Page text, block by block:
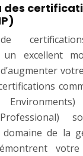
des
un excellent
de la